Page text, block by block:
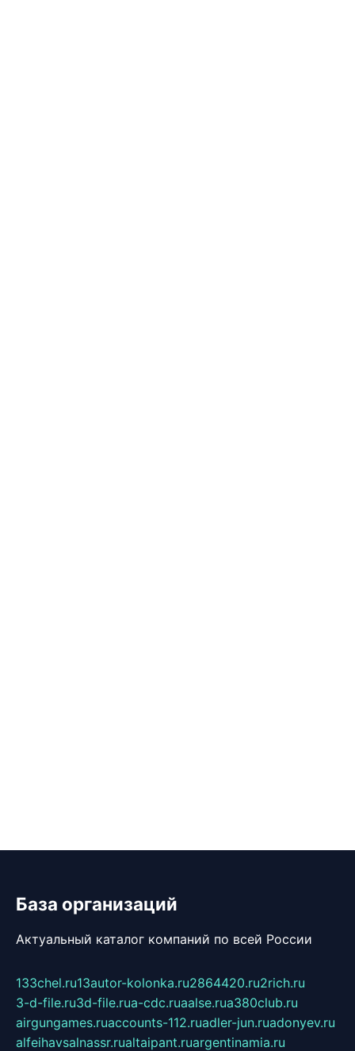
База организаций
Актуальный каталог компаний по всей России
133chel.ru13autor-kolonka.ru2864420.ru2rich.ru
3-d-file.ru3d-file.rua-cdc.ruaalse.rua380club.ru
airgungames.ruaccounts-112.ruadler-jun.ruadonyev.ru
alfeihavsalnassr.rualtaipant.ruargentinamia.ru